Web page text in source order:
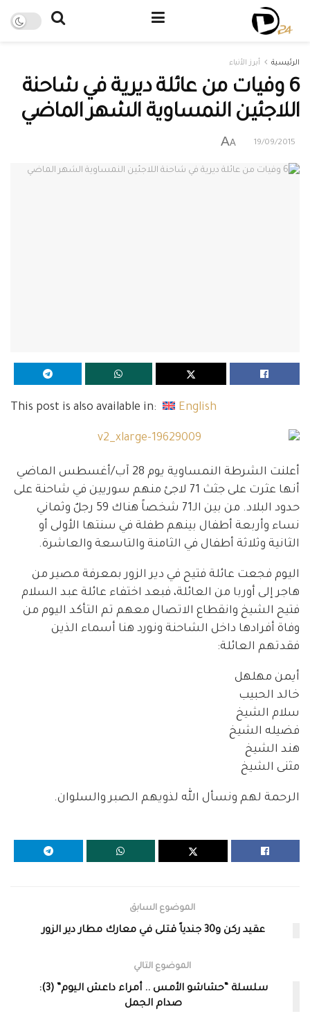
الرئيسية أبرز الأنباء
6 وفيات من عائلة ديرية في شاحنة
اللاجئين النمساوية الشهر الماضي
19/09/2015
A
A
This post is also available in: English
أعلنت الشرطة النمساوية يوم 28 آب/أغسطس الماضي
أنها عثرت على جثث 71 لاجئ منهم سوريين في شاحنة على
حدود البلاد. من بين الـ71 شخصاً هناك 59 رجلٌ وثماني
نساء وأربعة أطفال بينهم طفلة في سنتها الأولى أو
الثانية وثلاثة أطفال في الثامنة والتاسعة والعاشرة.
اليوم فجعت عائلة فتيح في دير الزور بمعرفة مصير من
هاجر إلى أوربا من العائلة، فبعد اختفاء عائلة عبد السلام
فتيح الشيخ وانقطاع الاتصال معهم تم التأكد اليوم من
وفاة أفرادها داخل الشاحنة ونورد هنا أسماء الذين
فقدتهم العائلة:
أيمن مهلهل
خالد الحبيب
سلام الشيخ
فضيله الشيخ
هند الشيخ
مثنى الشيخ
الرحمة لهم ونسأل الله لذويهم الصبر والسلوان.
الموضوع السابق
عقيد ركن و30 جندياً قتلى في معارك مطار دير الزور
الموضوع التالي
سلسلة “حشاشو الأمس .. أمراء داعش اليوم” (3):
صدام الجمل